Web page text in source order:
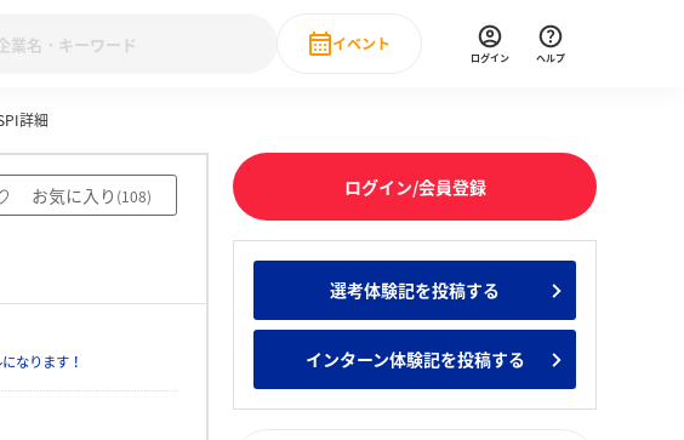
みんなの新卒就職人気企業ランキング みんなのインターン人気企業ランキ
28卒 IT・DX現場社員インタビュー
イベント
直近のイベント一覧
ログイン ヘルプ
詳細
お気に入り (108)
なります！
ログイン/会員登録
選考体験記を投稿する
インターン体験記を投稿する